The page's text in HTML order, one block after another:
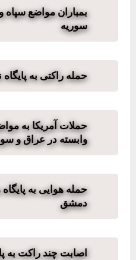
بمباران مواضع سپاه
سوریه
حمله راکتی به
حملات آمریکا به
وابسته در عراق و
حمله هوايی به
دمشق
اصابت چند راکت به